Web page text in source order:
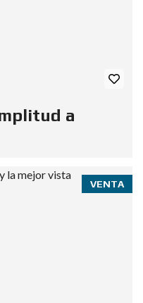
a
VENTA